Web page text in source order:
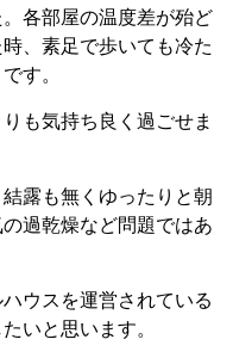
各部屋の温度差が殆ど
、素足で歩いても冷た
す。
も気持ち良く過ごせま
露も無くゆったりと朝
過乾燥など問題ではあ
ウスを運営されている
いと思います。